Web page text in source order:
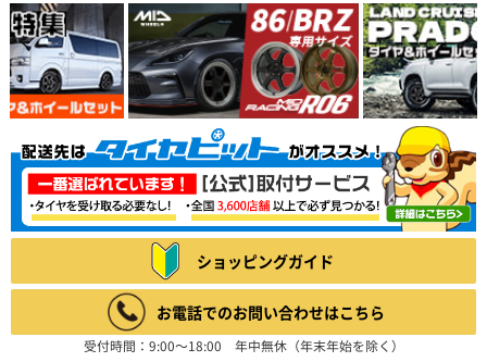
得。独自のブランドを築き上げてきました。世界70以上
の国、100以上の地域に代理店があり、強力なグローバ
ルネットワークを持つタイヤメーカーです。
総合評価：7件 4.00
TRAVELSTAR
トラベルスター
TRAVELSTAR（トラベルスター）は、アメリカに拠点を
置くブランドです。高品質でコストパフォーマンスを両
立し、北米市場の規準、規定に合格しています。
総合評価：16件 4.44
KENDA
ケンダ
KENDA（ケンダ）は、世界150か国以上に愛用されるワ
ールドブランドタイヤで、街乗り、オフロードから本格
レーシングタイヤまで高品質なタイヤをリーズナブルな
ショッピングガイド
お電話でのお問い合わせはこちら
受付時間：9:00～18:00 年中無休（年末年始を除く）